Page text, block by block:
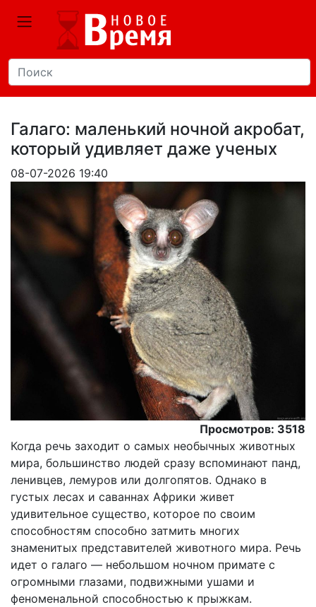
Галаго: маленький ночной акробат,
который удивляет даже ученых
08-07-2026 19:40
Просмотров: 3518
Когда речь заходит о самых необычных животных
мира, большинство людей сразу вспоминают панд,
ленивцев, лемуров или долгопятов. Однако в
густых лесах и саваннах Африки живет
удивительное существо, которое по своим
способностям способно затмить многих
знаменитых представителей животного мира. Речь
идет о галаго — небольшом ночном примате с
огромными глазами, подвижными ушами и
феноменальной способностью к прыжкам.